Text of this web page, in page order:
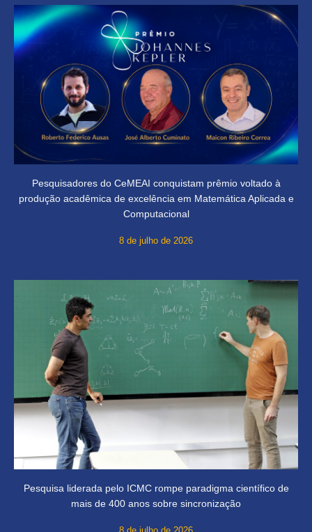
Pesquisadores do CeMEAI conquistam prêmio voltado à
produção acadêmica de excelência em Matemática Aplicada e
Computacional
8 de julho de 2026
Pesquisa liderada pelo ICMC rompe paradigma científico de
mais de 400 anos sobre sincronização